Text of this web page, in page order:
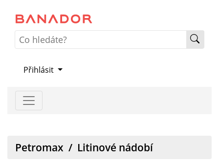
Přihlásit
Petromax / Litinové nádobí